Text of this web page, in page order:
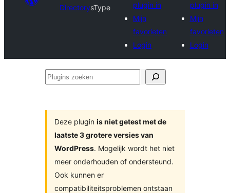
DirectorysType
plugin in
Mijn
favorieten
Login
plugin in
Mijn
favorieten
Login
Plugins
Deze plugin is niet getest met de
laatste 3 grotere versies van
WordPress. Mogelijk wordt het niet
meer onderhouden of ondersteund.
Ook kunnen er
compatibiliteitsproblemen ontstaan